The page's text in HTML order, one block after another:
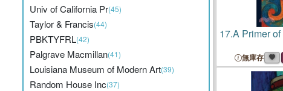
Univ of California Pr(45)
Taylor & Francis(44)
PBKTYFRL(42)
Palgrave Macmillan(41)
Louisiana Museum of Modern Art(39)
Random House Inc(37)
17.A Primer of
無庫存